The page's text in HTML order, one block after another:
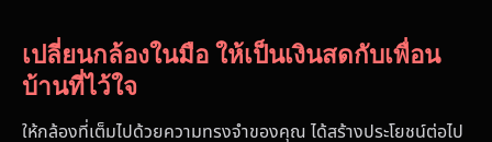
เปลี่ยนกล้องในมือ ให้เป็นเงินสดกับเพื่อน
บ้านที่ไว้ใจ
ให้กล้องที่เต็มไปด้วยความทรงจำของคุณ ได้สร้างประโยชน์ต่อไป